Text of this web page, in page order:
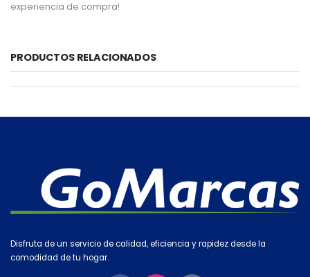
experiencia de compra!
PRODUCTOS RELACIONADOS
Disfruta de un servicio de calidad, eficiencia y rapidez desde la
comodidad de tu hogar.